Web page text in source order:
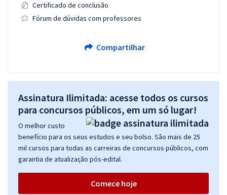
Certificado de conclusão
Fórum de dúvidas com professores
Compartilhar
Assinatura Ilimitada: acesse todos os cursos
para concursos públicos, em um só lugar!
O melhor custo
benefício para os seus estudos e seu bolso. São mais de 25
mil cursos para todas as carreiras de concursos públicos, com
garantia de atualização pós-edital.
Comece hoje